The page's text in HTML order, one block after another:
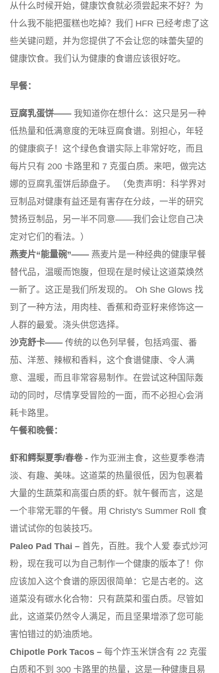
从什么时候开始，健康饮食就必须尝起来不好？为
什么我不能把蛋糕也吃掉？我们 HFR 已经考虑了这
些关键问题，并为您提供了不会让您的味蕾失望的
健康饮食。我们认为健康的食谱应该很好吃。
早餐：
豆腐乳蛋饼—— 我知道你在想什么：这只是另一种
低热量和低满意度的无味豆腐食谱。别担心，年轻
的健康疯子！这个绿色食谱实际上非常好吃，而且
每片只有 200 卡路里和 7 克蛋白质。来吧，做完达
娜的豆腐乳蛋饼后舔盘子。 （免责声明：科学界对
豆制品对健康有益还是有害存在分歧，一半的研究
赞扬豆制品，另一半不同意——我们会让您自己决
定对它们的看法。）
燕麦片“能量碗”—— 燕麦片是一种经典的健康早餐
替代品，温暖而饱腹，但现在是时候让这道菜焕然
一新了。这正是我们所发现的。 Oh She Glows 找
到了一种方法，用肉桂、香蕉和奇亚籽来修饰这一
人群的最爱。浇头供您选择。
沙克舒卡—— 传统的以色列早餐，包括鸡蛋、番
茄、洋葱、辣椒和香料，这个食谱健康、令人满
意、温暖，而且非常容易制作。在尝试这种国际轰
动的同时，尽情享受冒险的一面，而不必担心会消
耗卡路里。
午餐和晚餐：
虾和鳄梨夏季/春卷 - 作为亚洲主食，这些夏季卷清
淡、有趣、美味。这道菜的热量很低，因为包裹着
大量的生蔬菜和高蛋白质的虾。就午餐而言，这是
一个非常无罪的午餐。用 Christy's Summer Roll 食
谱试试你的包装技巧。
Paleo Pad Thai – 首先，百胜。我个人爱 泰式炒河
粉，现在我可以为自己制作一个健康的版本了！你
应该加入这个食谱的原因很简单：它是古老的。这
道菜没有碳水化合物：只有蔬菜和蛋白质。尽管如
此，这道菜仍然令人满足，而且坚果增添了您可能
害怕错过的奶油质地。
Chipotle Pork Tacos – 每个炸玉米饼含有 22 克蛋
白质和不到 300 卡路里的热量，这是一种健康且易